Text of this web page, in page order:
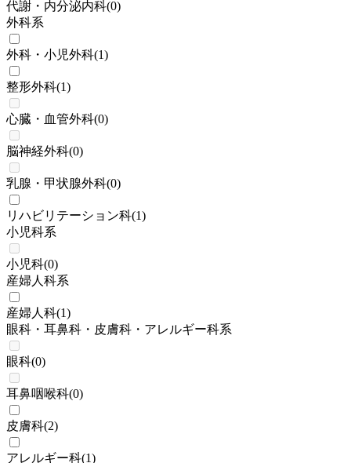
代謝・内分泌内科(0)
外科系
外科・小児外科(1)
整形外科(1)
心臓・血管外科(0)
脳神経外科(0)
乳腺・甲状腺外科(0)
リハビリテーション科(1)
小児科系
小児科(0)
産婦人科系
産婦人科(1)
眼科・耳鼻科・皮膚科・アレルギー科系
眼科(0)
耳鼻咽喉科(0)
皮膚科(2)
アレルギー科(1)